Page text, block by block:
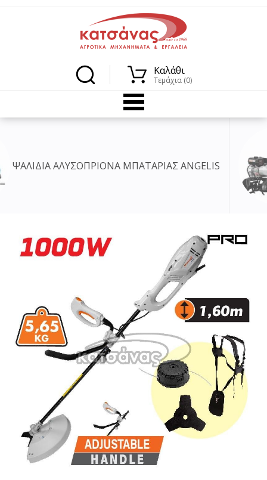
Καλάθι
Τεμάχια (0)
ΜΠΑΤΑΡΙΑΣ ANGELIS